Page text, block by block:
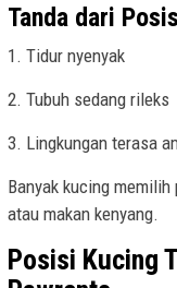
Tanda dari
1. Tidur nyenyak
2. Tubuh sedang rileks
3. Lingkungan terasa
Banyak kucing
atau makan kenyang.
Posisi Kucing